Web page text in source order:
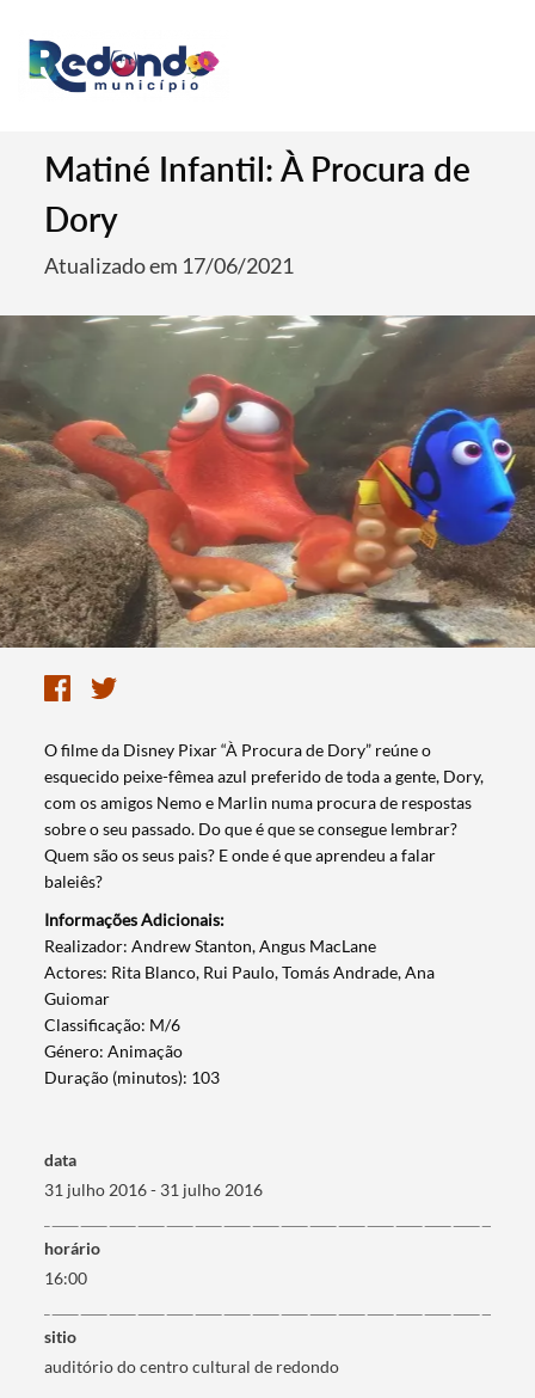
Termo de Pesquisa
Categorias gerais
Matiné Infantil: À Procura de
Dory
Atualizado em 17/06/2021
​O filme da Disney Pixar “À Procura de Dory” reúne o
esquecido peixe-fêmea azul preferido de toda a gente, Dory,
com os amigos Nemo e Marlin numa procura de respostas
sobre o seu passado. Do que é que se consegue lembrar?
Quem são os seus pais? E onde é que aprendeu a falar
baleiês?
Informações Adicionais:
​Realizador: Andrew Stanton, Angus MacLane
Actores: Rita Blanco, Rui Paulo, Tomás Andrade, Ana
Guiomar
Classificação: M/6
Género: Animação
Duração (minutos): 103
data
31 julho 2016 - 31 julho 2016
horário
16:00
sitio
auditório do centro cultural de redondo